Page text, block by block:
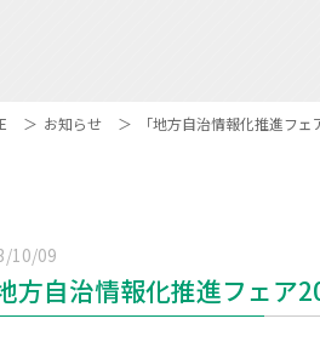
お知らせ 「地方自治情報化推進フ
10/09
地方自治情報化推進フェア